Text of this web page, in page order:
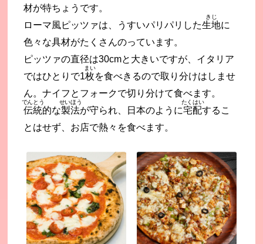
材が特ちょうです。
ローマ風ピッツァは、うすいパリパリした生地
きじ
に
色々な具材がたくさんのっています。
ピッツァの直径は30cmと大きいですが、イタリア
ではひとりで1枚
まい
を食べきるので取り分けはしませ
ん。ナイフとフォークで切り分けて食べます。
伝統
でんとう
的な製法
せいほう
が守られ、日本のように宅配
たくはい
するこ
とはせず、お店で熱々を食べます。